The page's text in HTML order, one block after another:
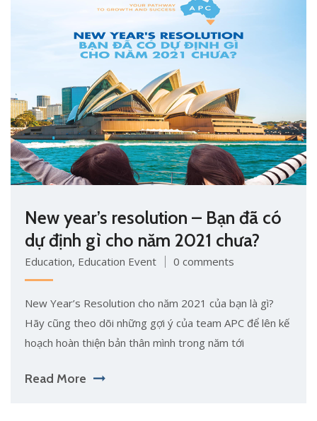
New year’s resolution – Bạn đã có
dự định gì cho năm 2021 chưa?
Education, Education Event 0 comments
New Year’s Resolution cho năm 2021 của bạn là gì?
Hãy cũng theo dõi những gợi ý của team APC để lên kế
hoạch hoàn thiện bản thân mình trong năm tới
Read More